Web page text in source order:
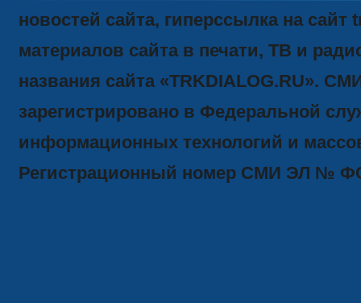
новостей сайта, гиперссылка на
материалов сайта в печати, ТВ и
названия сайта «TRKDIALOG.RU».
зарегистрировано в Федеральной
информационных технологий и
Регистрационный номер СМИ ЭЛ №